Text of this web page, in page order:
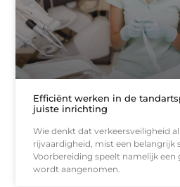
Efficiënt werken in de
juiste inrichting
Wie denkt dat verkeersveiligheid
rijvaardigheid, mist een belangrijk
Voorbereiding speelt namelijk een
wordt aangenomen.